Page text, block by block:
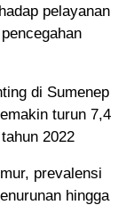
pelayanan
di Sumenep
turun 7,4
2022
prevalensi
hingga